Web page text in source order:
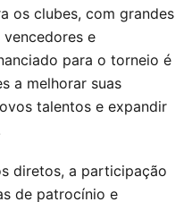
os clubes, com grandes
e
para o torneio é
a melhorar suas
talentos e expandir
diretos, a participação
de patrocínio e